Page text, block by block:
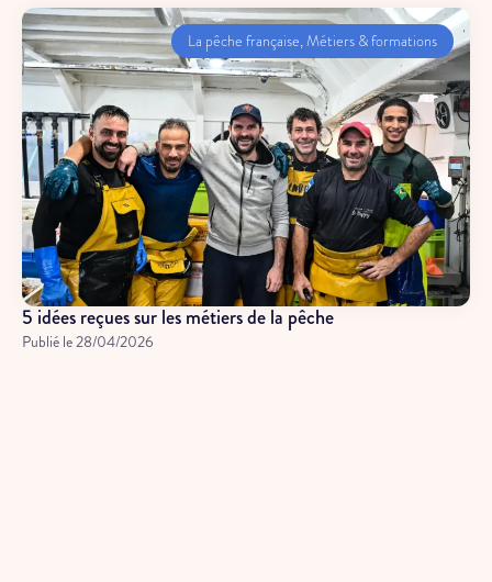
La pêche française,Métiers & formations
5 idées reçues sur les métiers de la pêche
Publié le28/04/2026